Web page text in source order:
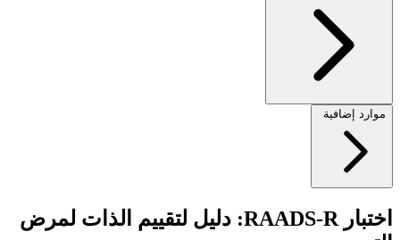
موارد إضافية
اختبار RAADS-R: دليل لتقييم الذات لمرض